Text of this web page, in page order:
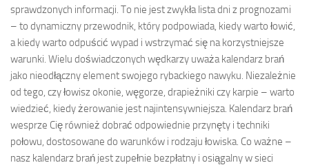
sprawdzonych informacji. To nie jest zwykła lista dni z prognozami
– to dynamiczny przewodnik, który podpowiada, kiedy warto łowić,
a kiedy warto odpuścić wypad i wstrzymać się na korzystniejsze
warunki. Wielu doświadczonych wędkarzy uważa kalendarz brań
jako nieodłączny element swojego rybackiego nawyku. Niezależnie
od tego, czy łowisz okonie, węgorze, drapieżniki czy karpie – warto
wiedzieć, kiedy żerowanie jest najintensywniejsza. Kalendarz brań
wesprze Cię również dobrać odpowiednie przynęty i techniki
połowu, dostosowane do warunków i rodzaju łowiska. Co ważne –
nasz kalendarz brań jest zupełnie bezpłatny i osiągalny w sieci